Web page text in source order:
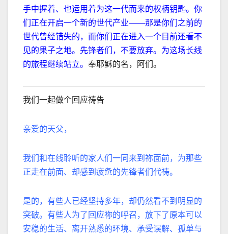
手中握着、也运用着为这一代而来的权柄钥匙。你
们正在开启一个新的世代产业——那是你们之前的
世代曾经错失的，而你们正在进入一个目前还看不
见的果子之地。先锋者们，不要放弃。为这场长线
的旅程继续站立。 奉耶稣的名，阿们。
我们一起做个回应祷告
亲爱的天父，
我们和在线聆听的家人们一同来到祢面前，为那些
正走在前面、却感到疲惫的先锋者们代祷。
是的，有些人已经坚持多年，却仍然看不到明显的
突破。有些人为了回应祢的呼召，放下了原本可以
安稳的生活、离开熟悉的环境、承受误解、孤单与